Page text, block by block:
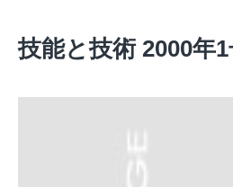
技能と技術 2000年